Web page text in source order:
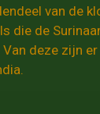
van de
die de
deze zijn